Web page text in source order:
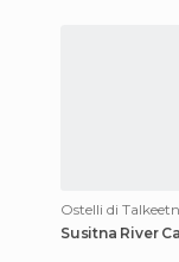
Ostelli di
Susitna River